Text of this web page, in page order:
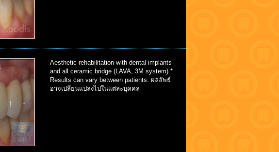
Aesthetic rehabilitation with dental implants
and all ceramic bridge (LAVA, 3M system) *
Results can vary between patients. ผลลัพธ์
อาจเปลี่ยนแปลงไปในแต่ละบุคคล